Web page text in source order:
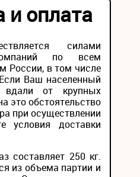
и оплата
силами
по всем
России, в том числе
Ваш населенный
вдали от крупных
это обстоятельство
при осуществлении
условия доставки
составляет 250 кг.
из объема партии и